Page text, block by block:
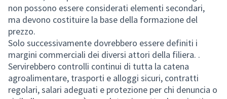
non possono essere considerati elementi secondari,
ma devono costituire la base della formazione del
prezzo.
Solo successivamente dovrebbero essere definiti i
margini commerciali dei diversi attori della filiera. .
Servirebbero controlli continui di tutta la catena
agroalimentare, trasporti e alloggi sicuri, contratti
regolari, salari adeguati e protezione per chi denuncia o